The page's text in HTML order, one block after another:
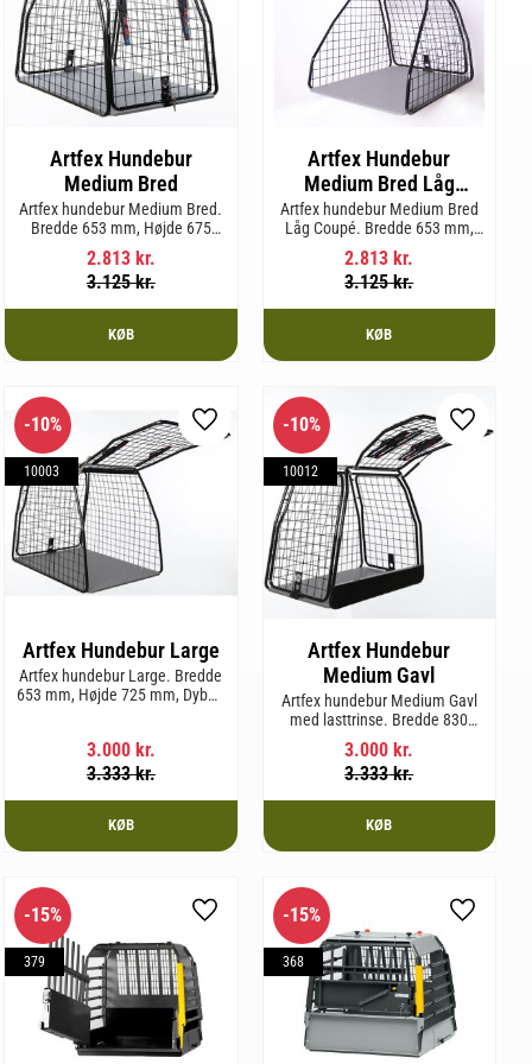
Artfex Hundebur
Medium Bred
Artfex hundebur Medium Bred.
Bredde 653 mm, Højde 675
mm, Dybde 830 mm og vægt
19,7 kg.
2.813kr.
3.125kr.
KØB
Artfex Hundebur
Medium Bred Låg
Coupé
Artfex hundebur Medium Bred
Låg Coupé. Bredde 653 mm,
Højde 580 mm, Dybde 830 mm
og vægt 17,5 kg.
2.813 kr.
3.125kr.
KØB
favorit
Artfex Hundebur Large
Artfex hundebur Large. Bredde
653 mm, Højde 725 mm, Dybde
3.000kr.
3.333kr.
10%
10003
Gem som favorit
KØB
Artfex Hundebur
Medium Gavl
Artfex hundebur Medium Gavl
med lasttrinse. Bredde 830
mm, Højde 675 mm, Dybde 495
mm og vægt 20,1 kg.
3.000 kr.
3.333kr.
10%
10012
Gem
KØB
favorit
15%
379
Gem som favorit
15%
368
Gem